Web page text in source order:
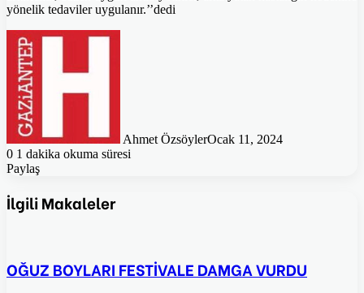
yönelik tedaviler uygulanır.’’dedi
Ahmet ÖzsöylerOcak 11, 2024
0 1 dakika okuma süresi
Paylaş
Posta
ile
İlgili Makaleler
OĞUZ BOYLARI FESTİVALE DAMGA VURDU